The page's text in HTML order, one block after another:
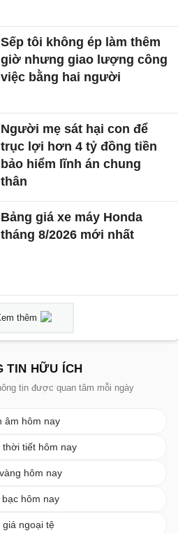
Sếp tôi không ép làm thêm
giờ nhưng giao lượng công
việc bằng hai người
Người mẹ sát hại con để
trục lợi hơn 4 tỷ đồng tiền
bảo hiểm lĩnh án chung
thân
Bảng giá xe máy Honda
tháng 8/2026 mới nhất
thêm
TIN HỮU ÍCH
tin được quan tâm mỗi ngày
âm hôm nay
thời tiết hôm nay
hôm nay
bạc hôm nay
giá ngoại tệ